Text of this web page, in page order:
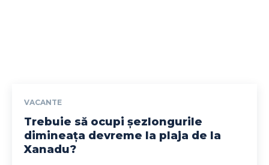
VACANTE
Trebuie să ocupi șezlongurile
dimineața devreme la plaja de la
Xanadu?